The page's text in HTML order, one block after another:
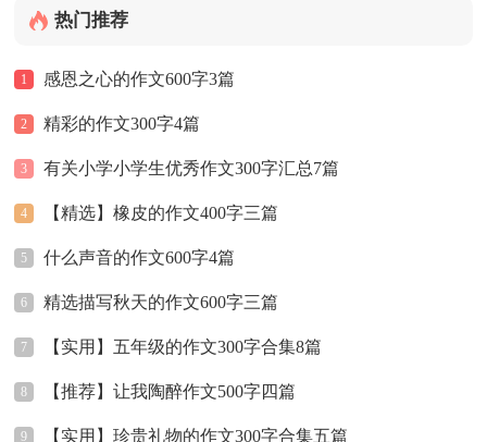
热门推荐
1 感恩之心的作文600字3篇
2 精彩的作文300字4篇
3 有关小学小学生优秀作文300字汇总7篇
4 【精选】橡皮的作文400字三篇
5 什么声音的作文600字4篇
6 精选描写秋天的作文600字三篇
7 【实用】五年级的作文300字合集8篇
8 【推荐】让我陶醉作文500字四篇
9 【实用】珍贵礼物的作文300字合集五篇